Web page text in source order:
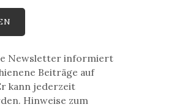
Newsletter informiert
Beiträge auf
kann jederzeit
Hinweise zum